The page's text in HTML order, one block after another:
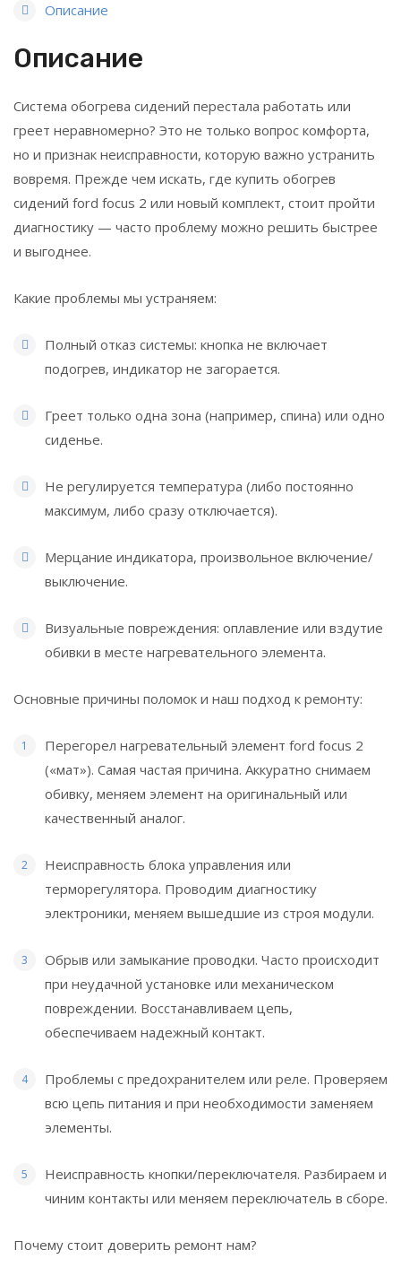
Описание
Описание
Система обогрева сидений перестала работать или
греет неравномерно? Это не только вопрос комфорта,
но и признак неисправности, которую важно устранить
вовремя. Прежде чем искать, где купить обогрев
сидений ford focus 2 или новый комплект, стоит пройти
диагностику — часто проблему можно решить быстрее
и выгоднее.
Какие проблемы мы устраняем:
Полный отказ системы: кнопка не включает
подогрев, индикатор не загорается.
Греет только одна зона (например, спина) или одно
сиденье.
Не регулируется температура (либо постоянно
максимум, либо сразу отключается).
Мерцание индикатора, произвольное включение/
выключение.
Визуальные повреждения: оплавление или вздутие
обивки в месте нагревательного элемента.
Основные причины поломок и наш подход к ремонту:
Перегорел нагревательный элемент ford focus 2
(«мат»). Самая частая причина. Аккуратно снимаем
обивку, меняем элемент на оригинальный или
качественный аналог.
Неисправность блока управления или
терморегулятора. Проводим диагностику
электроники, меняем вышедшие из строя модули.
Обрыв или замыкание проводки. Часто происходит
при неудачной установке или механическом
повреждении. Восстанавливаем цепь,
обеспечиваем надежный контакт.
Проблемы с предохранителем или реле. Проверяем
всю цепь питания и при необходимости заменяем
элементы.
Неисправность кнопки/переключателя. Разбираем и
чиним контакты или меняем переключатель в сборе.
Почему стоит доверить ремонт нам?